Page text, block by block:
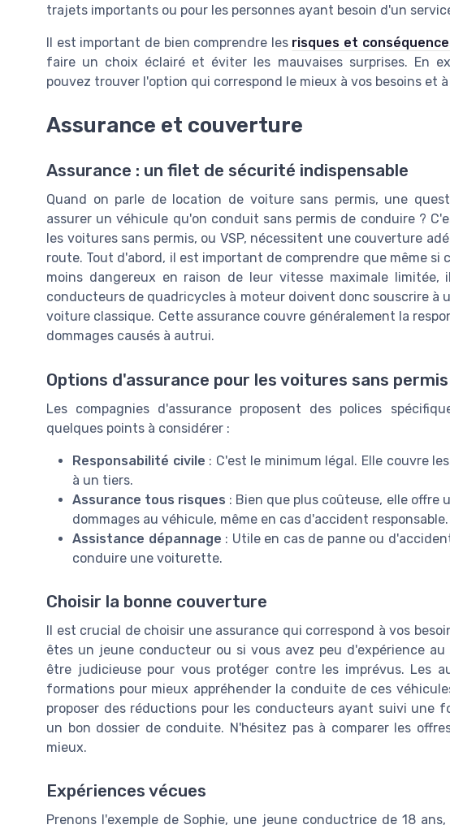
trajets importants ou pour les personnes ayant besoin d'un
Il est important de bien comprendre les risques et
faire un choix éclairé et éviter les mauvaises surprises. En
pouvez trouver l'option qui correspond le mieux à vos besoins et
Assurance et couverture
Assurance : un filet de sécurité indispensable
Quand on parle de location de voiture sans permis, une
assurer un véhicule qu'on conduit sans permis de conduire ?
les voitures sans permis, ou VSP, nécessitent une couverture
route. Tout d'abord, il est important de comprendre que même si
moins dangereux en raison de leur vitesse maximale
conducteurs de quadricycles à moteur doivent donc souscrire à
voiture classique. Cette assurance couvre généralement la
dommages causés à autrui.
Options d'assurance pour les voitures sans permis
Les compagnies d'assurance proposent des polices
quelques points à considérer :
Responsabilité civile : C'est le minimum légal. Elle couvre
à un tiers.
Assurance tous risques : Bien que plus coûteuse, elle offre
dommages au véhicule, même en cas d'accident responsable.
Assistance dépannage : Utile en cas de panne ou
conduire une voiturette.
Choisir la bonne couverture
Il est crucial de choisir une assurance qui correspond à vos
êtes un jeune conducteur ou si vous avez peu d'expérience
être judicieuse pour vous protéger contre les imprévus. Les
formations pour mieux appréhender la conduite de ces
proposer des réductions pour les conducteurs ayant suivi une
un bon dossier de conduite. N'hésitez pas à comparer les
mieux.
Expériences vécues
Prenons l'exemple de Sophie, une jeune conductrice de 18